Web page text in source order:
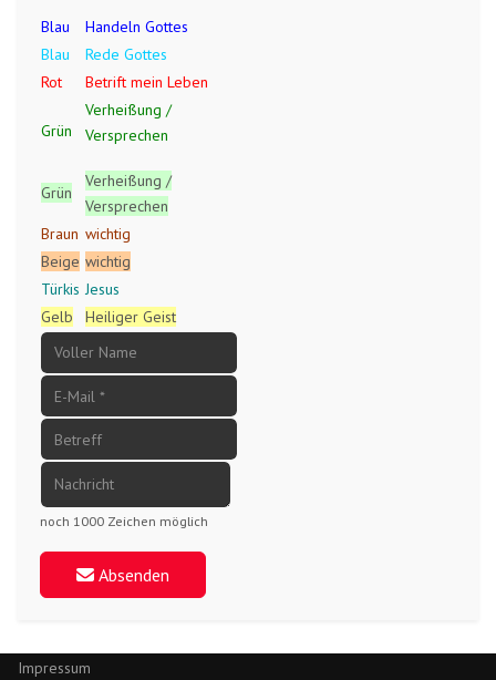
Blau
Handeln Gottes
Blau
Rede Gottes
Rot
Betrift mein Leben
Grün
Verheißung /
Versprechen
Grün
Verheißung /
Versprechen
Braun wichtig
Beige wichtig
Türkis Jesus
Gelb
Heiliger Geist
noch 1000 Zeichen möglich
Absenden
Impressum